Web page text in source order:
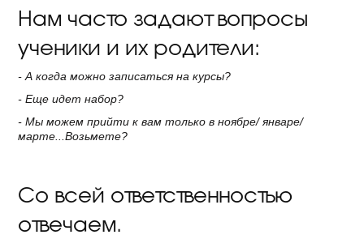
Нам часто задают вопросы
ученики и их родители:
- А когда можно записаться на курсы?
- Еще идет набор?
- Мы можем прийти к вам только в ноябре/ январе/
марте...Возьмете?
Со всей ответственностью
отвечаем.